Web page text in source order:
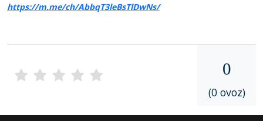
https://m.me/ch/AbbqT3leBsTlDwNs/
0
(0 ovoz)